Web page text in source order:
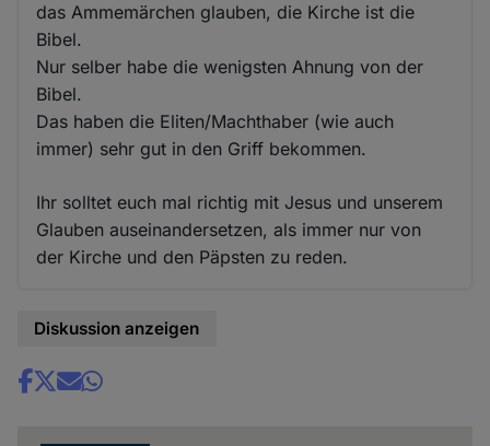
das Ammemärchen glauben, die Kirche ist die
Bibel.
Nur selber habe die wenigsten Ahnung von der
Bibel.
Das haben die Eliten/Machthaber (wie auch
immer) sehr gut in den Griff bekommen.
Ihr solltet euch mal richtig mit Jesus und unserem
Glauben auseinandersetzen, als immer nur von
der Kirche und den Päpsten zu reden.
Diskussion anzeigen
Share